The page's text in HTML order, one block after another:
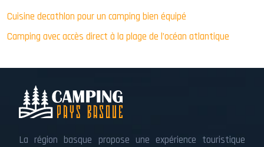
Cuisine decathlon pour un camping bien équipé
Camping avec accès direct à la plage de l’océan atlantique
La région basque propose une expérience touristique